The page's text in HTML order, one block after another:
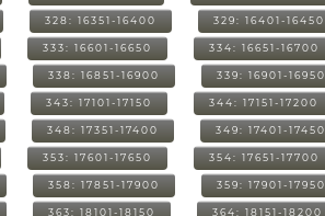
328: 16351-16400 329: 16401-16450
333: 16601-16650 334: 16651-16700
338: 16851-16900 339: 16901-16950
343: 17101-17150 344: 17151-17200
348: 17351-17400 349: 17401-17450
353: 17601-17650 354: 17651-17700
358: 17851-17900 359: 17901-17950
363: 18101-18150 364: 18151-18200